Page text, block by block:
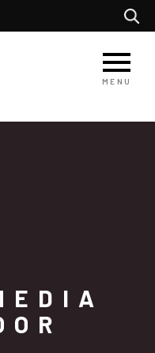
MENU